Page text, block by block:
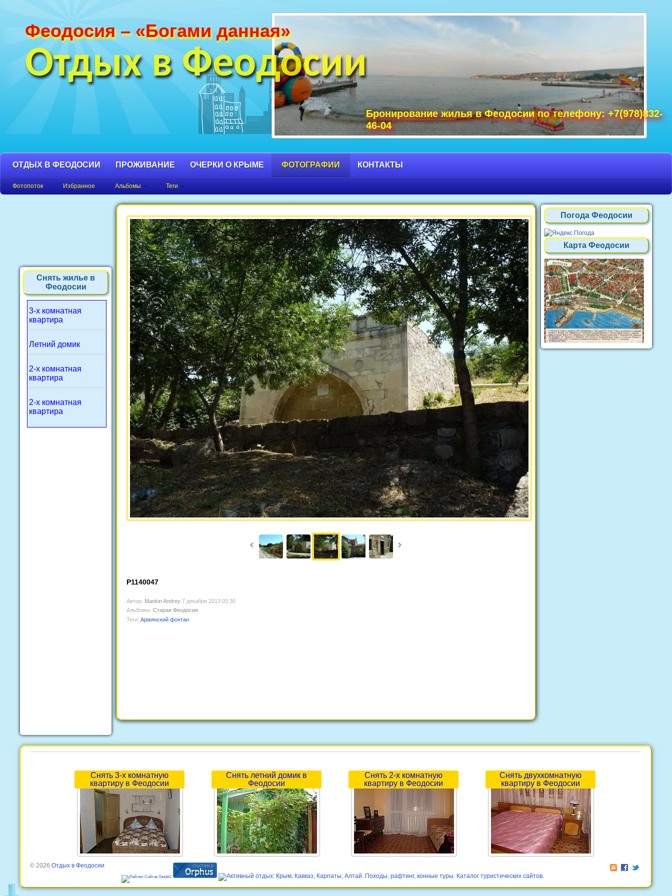
Феодосия – «Богами данная»
Отдых в Феодосии
Бронирование жилья в Феодосии по телефону: +7(978)832-
46-04
Фотографии Феодосии и Крыма. Пляжи Крыма фото, фото горы Крыма, Крым Судак фото, Крым фото Ялта, Крым фото
Феодосия, Орджоникидзе Крым фото, достопримечательности Крыма фото, море Крым фото, фото Нового Света, Крым
фото города, Крым фото Феодосия.
ОТДЫХ В ФЕОДОСИИ ПРОЖИВАНИЕ ОЧЕРКИ О КРЫМЕ ФОТОГРАФИИ КОНТАКТЫ
Фотопоток Избранное Альбомы Теги
Снять жилье в
Феодосии
3-х комнатная
квартира
Летний домик
2-х комнатная
квартира
2-х комнатная
квартира
Погода Феодосии
Карта Феодосии
P1140047
Автор: Mankin Andrey 7 декабря 2013 03:30
Альбомы: Старая Феодосия
Теги: Армянский фонтан
Снять 3-х комнатную
квартиру в Феодосии
Снять летний домик в
Феодосии
Снять 2-х комнатную
квартиру в Феодосии
Снять двухкомнатную
квартиру в Феодосии
© 2026 Отдых в Феодосии